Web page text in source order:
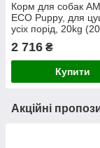
Корм для собак
ECO Puppy, для
усіх порід, 20kg
2 716 ₴
Купити
Акційні